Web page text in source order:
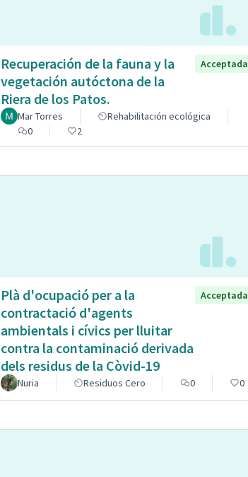
Recuperación de la fauna y la
vegetación autóctona de la
Riera de los Patos.
Acceptada
Mar Torres
Rehabilitación ecológica
0
2
Plà d'ocupació per a la
contractació d'agents
ambientals i cívics per lluitar
contra la contaminació derivada
dels residus de la Còvid-19
Acceptada
Nuria Residuos Cero 0 0